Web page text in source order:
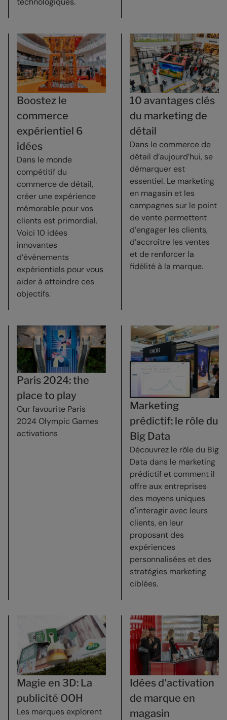
Boostez le
commerce
expérientiel 6
idées
Dans le monde
compétitif du
commerce de détail,
créer une expérience
mémorable pour vos
clients est primordial.
Voici 10 idées
innovantes
d’événements
expérientiels pour vous
aider à atteindre ces
objectifs.
10 avantages clés
du marketing de
détail
Dans le commerce de
détail d’aujourd’hui, se
démarquer est
essentiel. Le marketing
en magasin et les
campagnes sur le point
de vente permettent
d’engager les clients,
d’accroître les ventes
et de renforcer la
fidélité à la marque.
Paris 2024: the
place to play
Our favourite Paris
2024 Olympic Games
activations
Marketing
prédictif: le rôle du
Big Data
Découvrez le rôle du Big
Data dans le marketing
prédictif et comment il
offre aux entreprises
des moyens uniques
d'interagir avec leurs
clients, en leur
proposant des
expériences
personnalisées et des
stratégies marketing
ciblées.
Magie en 3D: La
publicité OOH
Les marques explorent
Idées d'activation
de marque en
magasin